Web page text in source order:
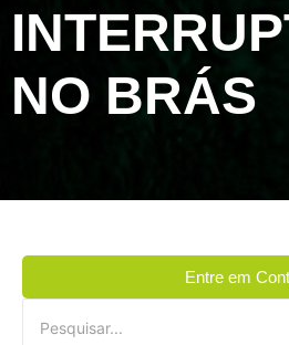
NO BRÁS
Entre em